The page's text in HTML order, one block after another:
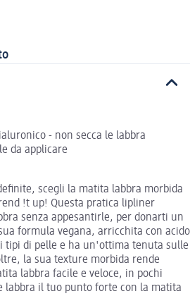
- non secca le labbra
da applicare
scegli la matita labbra morbida
!t up! Questa pratica lipliner
senza appesantirle, per donarti un
formula vegana, arricchita con acido
tipi di pelle e ha un'ottima tenuta sulle
la sua texture morbida rende
labbra facile e veloce, in pochi
labbra il tuo punto forte con la matita